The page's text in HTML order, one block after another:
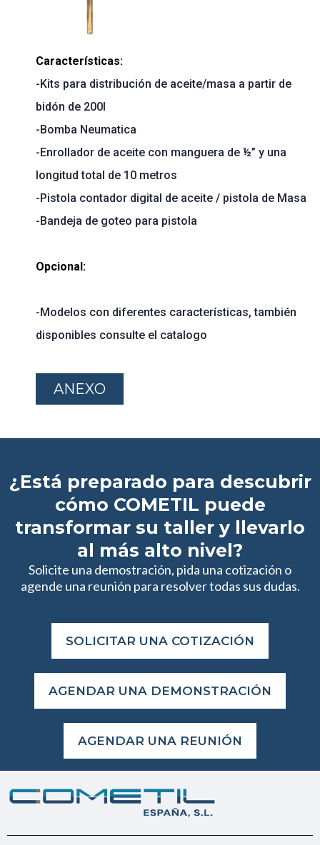
Características:
-Kits para distribución de aceite/masa a partir de
bidón de 200l
-Bomba Neumatica
-Enrollador de aceite con manguera de ½” y una
longitud total de 10 metros
-Pistola contador digital de aceite / pistola de Masa
-Bandeja de goteo para pistola
Opcional:
-Modelos con diferentes características, también
disponibles consulte el catalogo
ANEXO
¿Está preparado para descubrir
cómo COMETIL puede
transformar su taller y llevarlo
al más alto nivel?
Solicite una demostración, pida una cotización o
agende una reunión para resolver todas sus dudas.
SOLICITAR UNA COTIZACIÓN
AGENDAR UNA DEMONSTRACIÓN
AGENDAR UNA REUNIÓN